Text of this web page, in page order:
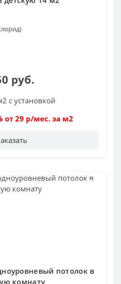
руб.
с установкой
от 29 р/мес. за м2
потолок в
комнату